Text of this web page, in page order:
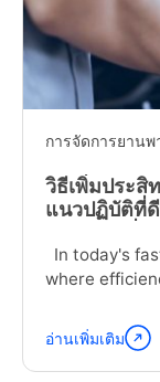
Management
Software
for
Your
การจัดการยานพ
วิธีเพิ่มประสิ
แนวปฏิบัติที่
In today's
where
อ่าน
ต่อ
อ่านเพิ่มเติม